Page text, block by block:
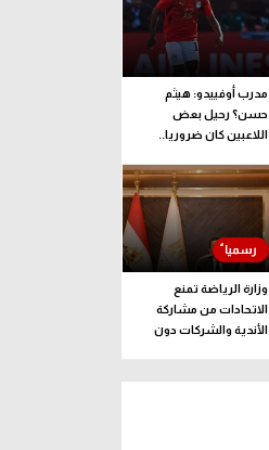
مدرب أوفييدو: هيثم
حسن؟ رحيل بعض
اللاعبين كان ضروريا..
بالاعتبار
وزارة الرياضة تمنع
الاتحادات من مشاركة
الأندية والشركات دون